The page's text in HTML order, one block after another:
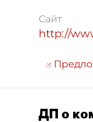
Сайт
http://
ДП о